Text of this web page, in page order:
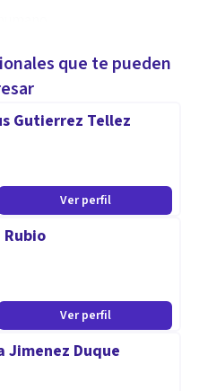
que te pueden
Gutierrez Tellez
Ver perfil
Rubio
Ver perfil
Jimenez Duque